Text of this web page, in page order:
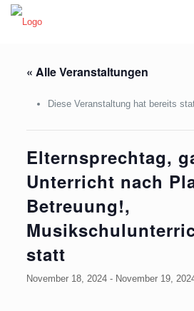
« Alle Veranstaltungen
Diese Veranstaltung hat bereits
Elternsprechtag,
Unterricht nach
Betreuung!,
statt
November 18, 2024- November 19,